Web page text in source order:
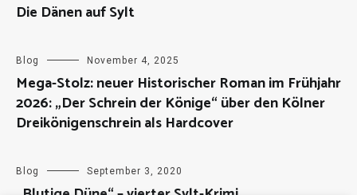
Die Dänen auf Sylt
Blog November 4, 2025
Mega-Stolz: neuer Historischer Roman im Frühjahr
2026: „Der Schrein der Könige“ über den Kölner
Dreikönigenschrein als Hardcover
Blog September 3, 2020